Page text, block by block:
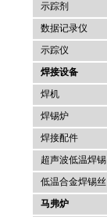
示踪剂
数据记录仪
示踪仪
焊接设备
焊机
焊锡炉
焊接配件
超声波低温焊锡
低温合金焊锡丝
马弗炉